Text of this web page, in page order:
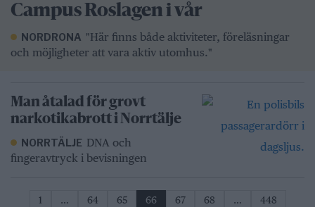
Campus Roslagen i vår
NORDRONA "Här finns både aktiviteter, föreläsningar
och möjligheter att vara aktiv utomhus."
Man åtalad för grovt
narkotikabrott i Norrtälje
NORRTÄLJE DNA och
fingeravtryck i bevisningen
1 … 64 65 66 67 68 … 448